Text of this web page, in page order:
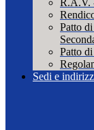
R.A.V.
Patto
Patto
Sedi e